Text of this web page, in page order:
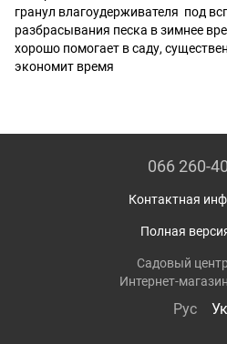
гранул влагоудерживателя под
разбрасывания песка в зимнее
хорошо помогает в саду,
экономит время
066 260-
Контактная
Полная
Садовый
Интернет-
Рус